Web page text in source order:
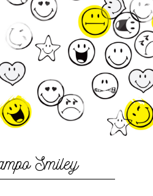
Smiley